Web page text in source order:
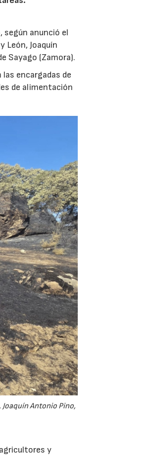
según anunció el
León, Joaquín
Sayago (Zamora).
encargadas de
de alimentación
Antonio Pino,
y